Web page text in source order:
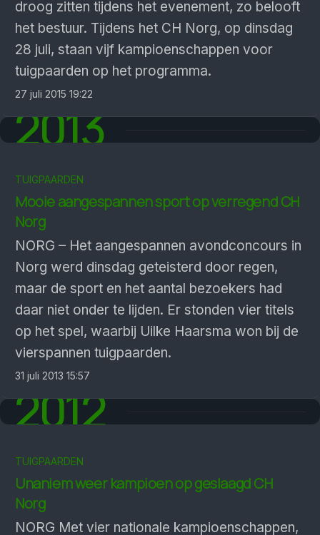
droog zitten tijdens het evenement, zo belooft
het bestuur. Tijdens het CH Norg, op dinsdag
28 juli, staan vijf kampioenschappen voor
tuigpaarden op het programma.
27 juli 2015 19:22
2013
TUIGPAARDEN
Mooie aangespannen sport op verregend CH
Norg
NORG – Het aangespannen avondconcours in
Norg werd dinsdag geteisterd door regen,
maar de sport en het aantal bezoekers had
daar niet onder te lijden. Er stonden vier titels
op het spel, waarbij Uilke Haarsma won bij de
vierspannen tuigpaarden.
31 juli 2013 15:57
2012
TUIGPAARDEN
Unaniem weer kampioen op geslaagd CH
Norg
NORG Met vier nationale kampioenschappen,